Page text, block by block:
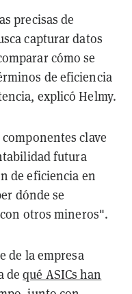
precisas de
capturar datos
cómo se
de eficiencia
explicó Helmy.
clave
futura
de eficiencia en
dónde se
otros mineros".
de la empresa
dequé ASICs han